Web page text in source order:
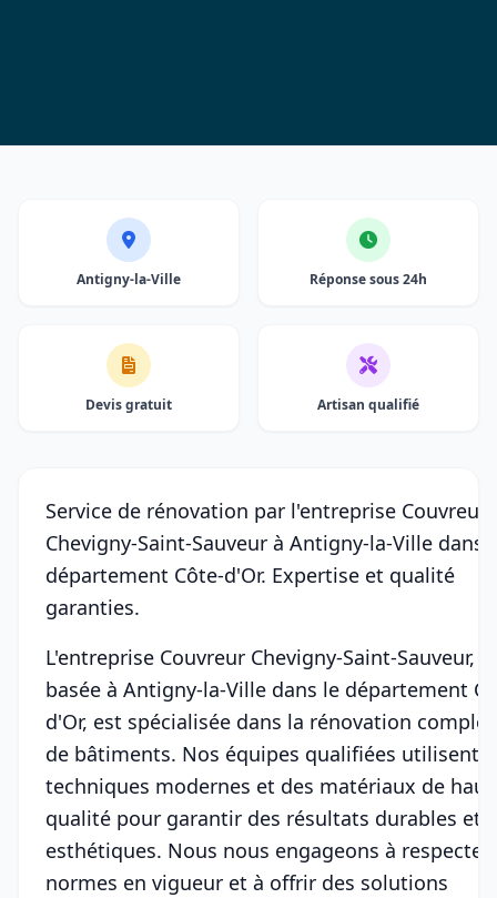
Antigny-la-Ville Réponse sous 24h
Devis gratuit Artisan qualifié
Service de rénovation par l'entreprise Couvreur
Chevigny-Saint-Sauveur à Antigny-la-Ville dans
département Côte-d'Or. Expertise et qualité
garanties.
L'entreprise Couvreur Chevigny-Saint-Sauveur,
basée à Antigny-la-Ville dans le département
d'Or, est spécialisée dans la rénovation
de bâtiments. Nos équipes qualifiées utilisent
techniques modernes et des matériaux de
qualité pour garantir des résultats durables et
esthétiques. Nous nous engageons à respecter
normes en vigueur et à offrir des solutions